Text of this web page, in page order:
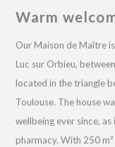
Warm
Our Maison de Maître
Luc sur Orbieu,
located in the triangle
Toulouse. The house
wellbeing ever since,
pharmacy. With 250